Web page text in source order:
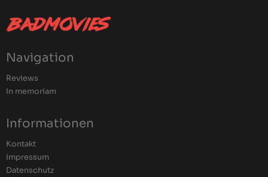
Navigation
Reviews
In memoriam
Informationen
Kontakt
Impressum
Datenschutz